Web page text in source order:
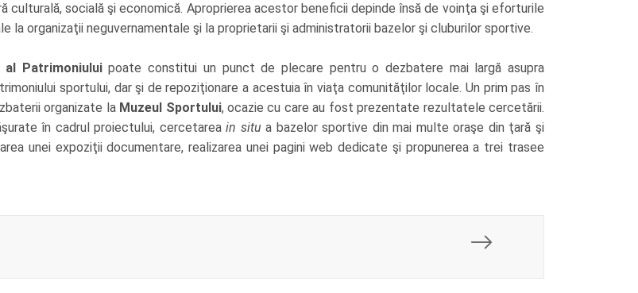
socială şi economică. Aproprierea acestor beneficii depinde însă de voinţa şi eforturile
organizaţii neguvernamentale şi la proprietarii şi administratorii bazelor şi cluburilor sportive.
Patrimoniuluipoate constitui un punct de plecare pentru o dezbatere mai largă asupra
sportului, dar şi de repoziţionare a acestuia în viaţa comunităţilor locale. Un prim pas în
organizate la Muzeul Sportului, ocazie cu care au fost prezentate rezultatele cercetării.
în cadrul proiectului, cercetareain situ a bazelor sportive din mai multe oraşe din ţară şi
unei expoziţii documentare, realizarea unei pagini web dedicate şi propunerea a trei trasee